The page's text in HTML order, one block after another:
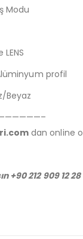
Modu
profil
Beyaz
dan online
+90 212 909 12 28